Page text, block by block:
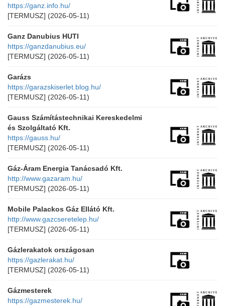
https://ganz.info.hu/
[TERMUSZ] (2026-05-11)
Ganz Danubius HUTI
https://ganzdanubius.eu/
[TERMUSZ] (2026-05-11)
Garázs
https://garazskiserlet.blog.hu/
[TERMUSZ] (2026-05-11)
Gauss Számítástechnikai Kereskedelmi
és Szolgáltató Kft.
https://gauss.hu/
[TERMUSZ] (2026-05-11)
Gáz-Áram Energia Tanácsadó Kft.
http://www.gazaram.hu/
[TERMUSZ] (2026-05-11)
Mobile Palackos Gáz Ellátó Kft.
http://www.gazcseretelep.hu/
[TERMUSZ] (2026-05-11)
Gázlerakatok országosan
https://gazlerakat.hu/
[TERMUSZ] (2026-05-11)
Gázmesterek
https://gazmesterek.hu/